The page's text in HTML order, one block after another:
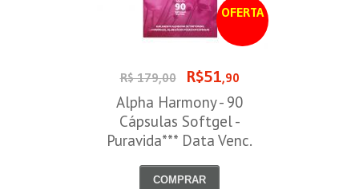
OFERTA
R$ 179,00 R$51,90
Alpha Harmony - 90
Cápsulas Softgel -
Puravida*** Data Venc.
COMPRAR